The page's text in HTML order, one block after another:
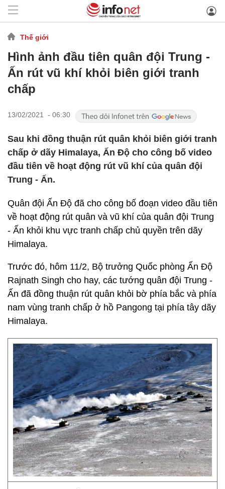
Thế giới
Hình ảnh đầu tiên quân đội Trung -
Ấn rút vũ khí khỏi biên giới tranh
chấp
13/02/2021 - 06:30
Sau khi đồng thuận rút quân khỏi biên giới tranh
chấp ở dãy Himalaya, Ấn Độ cho công bố video
đầu tiên về hoạt động rút vũ khí của quân đội
Trung - Ấn.
Quân đội Ấn Độ đã cho công bố đoạn video đầu tiên
về hoạt động rút quân và vũ khí của quân đội Trung
- Ấn khỏi khu vực tranh chấp chủ quyền trên dãy
Himalaya.
Trước đó, hôm 11/2, Bộ trưởng Quốc phòng Ấn Độ
Rajnath Singh cho hay, các tướng quân đội Trung -
Ấn đã đồng thuận rút quân khỏi bờ phía bắc và phía
nam vùng tranh chấp ở hồ Pangong tại phía tây dãy
Himalaya.